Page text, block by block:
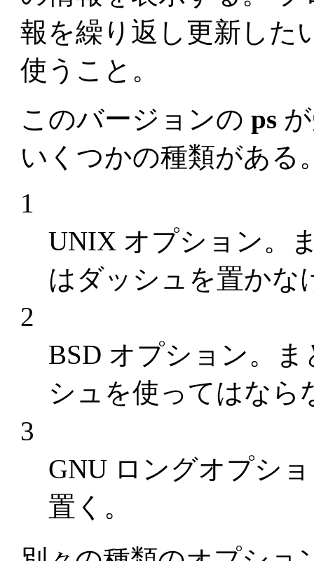
報を繰り返し更新した
使うこと。
このバージョンのps
いくつかの種類がある
1
UNIX オプション。
はダッシュを置かな
2
BSD オプション。
シュを使ってはなら
3
GNU ロングオプシ
置く。